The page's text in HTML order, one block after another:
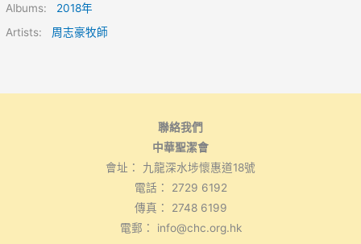
Albums: 2018年
Artists: 周志豪牧師
聯絡我們
中華聖潔會
會址： 九龍深水埗懷惠道18號
電話： 2729 6192
傳真： 2748 6199
電郵： info@chc.org.hk